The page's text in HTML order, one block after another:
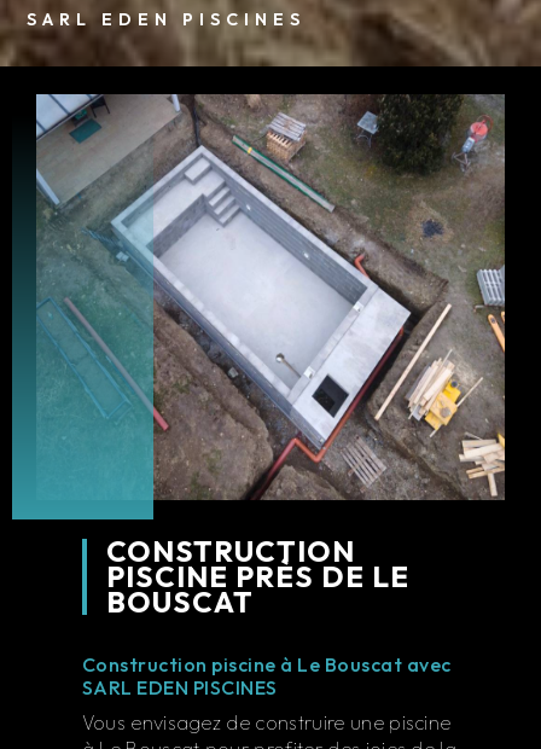
SARL EDEN PISCINES
CONSTRUCTION
PISCINE PRÈS DE LE
BOUSCAT
Construction piscine à Le Bouscat avec
SARL EDEN PISCINES
Vous envisagez de construire une piscine